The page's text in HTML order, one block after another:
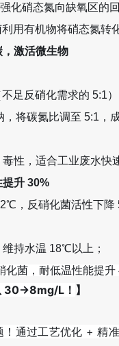
化硝态氮向缺氧区的
用有机物将硝态氮转
激活微生物
足反硝化需求的 5:1）
将碳氮比调至 5:1，
性，适合工业废水快
升 30%
，反硝化菌活性下降
持水温 18℃以上；
菌，耐低温性能提升
30→8mg/L！ 】
通过工艺优化 + 精